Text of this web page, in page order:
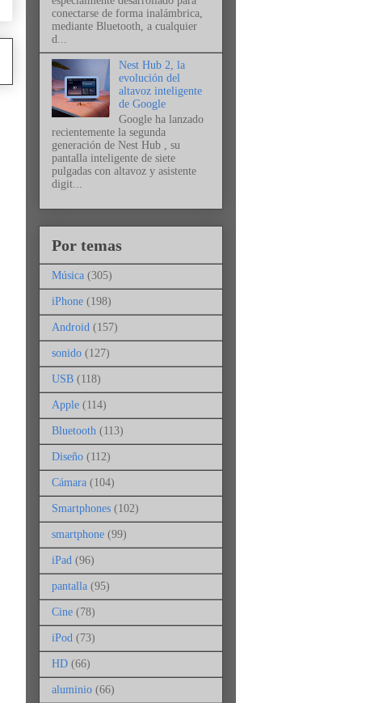
conectarse de forma inalámbrica,
mediante Bluetooth, a cualquier
d...
Nest Hub 2, la
evolución del
altavoz inteligente
de Google
Google ha lanzado
recientemente la segunda
generación de Nest Hub , su
pantalla inteligente de siete
pulgadas con altavoz y asistente
digit...
Por temas
Música (305)
iPhone (198)
Android (157)
sonido (127)
USB (118)
Apple (114)
Bluetooth (113)
Diseño (112)
Cámara (104)
Smartphones (102)
smartphone (99)
iPad (96)
pantalla (95)
Cine (78)
iPod (73)
HD (66)
aluminio (66)